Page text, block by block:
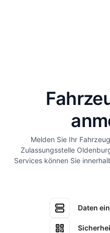
Melden Sie Ihr
Zulassungsstelle
Services können Sie
Daten